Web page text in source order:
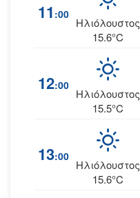
11 :00
Ηλιόλουστος
15.6°C
12:00
Ηλιόλουστος
15.5°C
13:00
Ηλιόλουστος
15.6°C